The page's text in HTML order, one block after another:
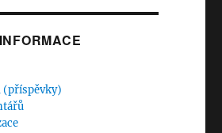
(příspěvky)